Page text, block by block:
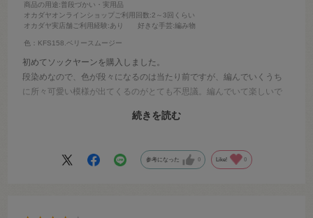
商品の用途:普段づかい・実用品
オカダヤオンラインショップご利用回数:2～3回くらい
オカダヤ実店舗ご利用経験:あり 好きな手芸:編み物
色：KFS158.ベリースムージー
初めてソックヤーンを購入しました。
段染めなので、色が段々になるのは当たり前ですが、編んでいくうち
に所々可愛い模様が出てくるのがとても不思議。編んでいて楽しいで
糸は細すぎず、太すぎず１～４号位まで融通がきくので、靴下、ハン
毛羽立たず、糸割れせずに、また柔らかすぎず、硬すぎずなので、と
ても編みやすいです。
続きを読む
参考になった 0 Like! 0